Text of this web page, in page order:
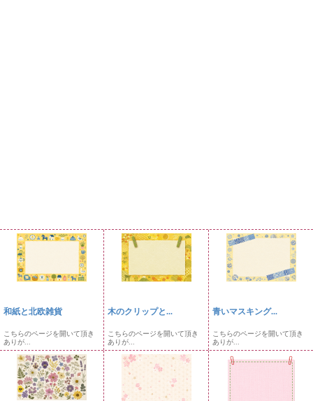
和紙と北欧雑貨
こちらのページを開いて頂き
ありが...
木のクリップと...
こちらのページを開いて頂き
ありが...
青いマスキング...
こちらのページを開いて頂き
ありが...